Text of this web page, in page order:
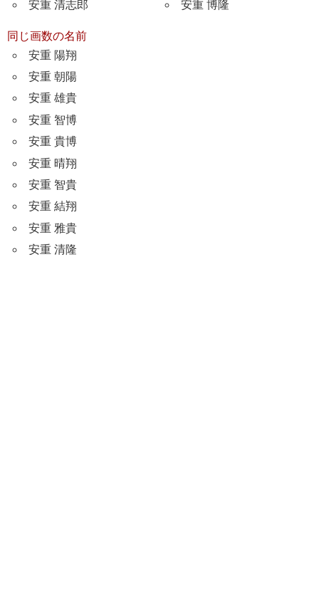
安重 清志郎 安重 博隆
同じ画数の名前
安重 陽翔
安重 朝陽
安重 雄貴
安重 智博
安重 貴博
安重 晴翔
安重 智貴
安重 結翔
安重 雅貴
安重 清隆